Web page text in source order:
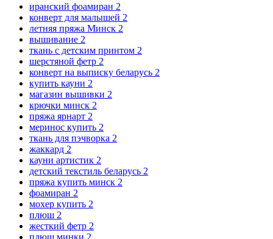
иранский фоамиран 2
конверт для малышей 2
летняя пряжа Минск 2
вышивание 2
ткань с детским принтом 2
шерстяной фетр 2
конверт на выписку беларусь 2
купить кауни 2
магазин вышивки 2
крючки минск 2
пряжа ярнарт 2
меринос купить 2
ткань для пэчворка 2
жаккард 2
кауни артистик 2
детский текстиль беларусь 2
пряжа купить минск 2
фоамиран 2
мохер купить 2
плюш 2
жесткий фетр 2
плюш минки 2